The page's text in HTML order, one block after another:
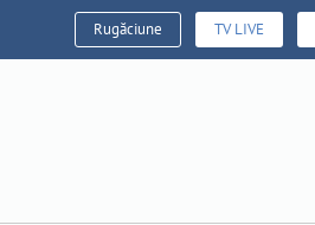
Rugăciune TV LIVE